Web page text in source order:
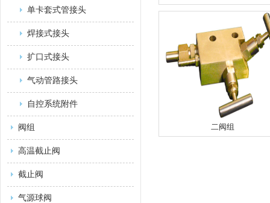
单卡套式管接头
焊接式接头
扩口式接头
气动管路接头
自控系统附件
阀组
高温截止阀
截止阀
气源球阀
二阀组